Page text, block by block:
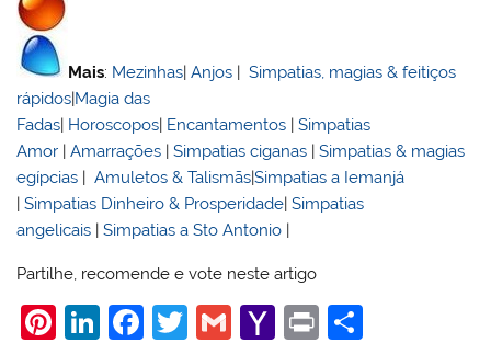
Mais: Mezinhas|Anjos |Simpatias, magias & feitiços
rápidos|Magia das
Fadas| Horoscopos| Encantamentos |Simpatias
Amor |Amarrações |Simpatias ciganas |Simpatias & magias
egípcias |Amuletos & Talismãs|Simpatias a Iemanjá
|Simpatias Dinheiro & Prosperidade|Simpatias
angelicais |Simpatias a Sto Antonio |
Partilhe, recomende e vote neste artigo
Pi Li F
T
G
Y
Pr